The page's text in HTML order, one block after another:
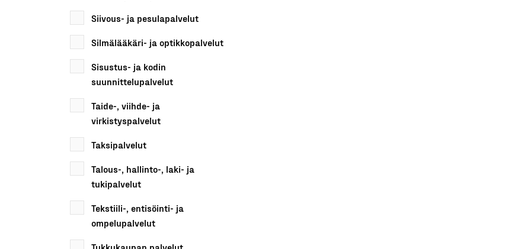
Siivous- ja pesulapalvelut
Silmälääkäri- ja optikkopalvelut
Sisustus- ja kodin
suunnittelupalvelut
Taide-, viihde- ja
virkistyspalvelut
Taksipalvelut
Talous-, hallinto-, laki- ja
tukipalvelut
Tekstiili-, entisöinti- ja
ompelupalvelut